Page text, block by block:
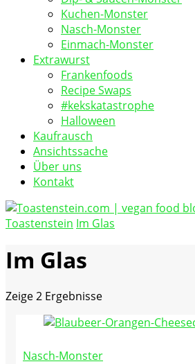
Kuchen-Monster
Nasch-Monster
Einmach-Monster
Extrawurst
Frankenfoods
Recipe Swaps
#kekskatastrophe
Halloween
Kaufrausch
Ansichtssache
Über uns
Kontakt
Toastenstein.com
Toastenstein Im Glas
Im Glas
Zeige2 Ergebnisse
Nasch-Monster